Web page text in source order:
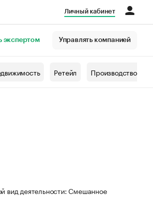
Личный кабинет
экспертом Управлять компанией
Ретейл Производство
вид деятельности: Смешанное